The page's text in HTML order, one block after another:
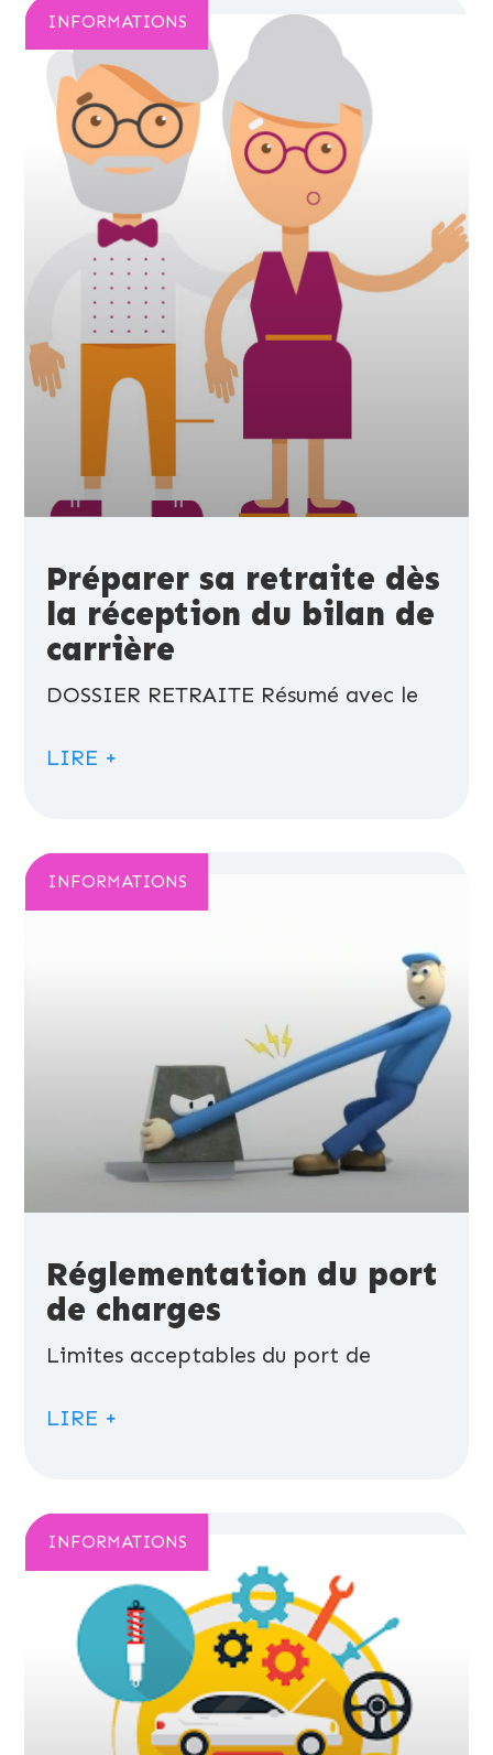
INFORMATIONS
Préparer sa retraite dès
la réception du bilan de
carrière
DOSSIER RETRAITE Résumé avec le
LIRE +
INFORMATIONS
Réglementation du port
de charges
Limites acceptables du port de
LIRE +
INFORMATIONS